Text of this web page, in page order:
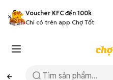
Voucher KFC đến 100k
Chỉ có trên app Chợ Tốt